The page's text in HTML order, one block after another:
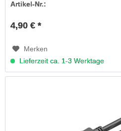
Artikel-Nr.:
4,90 € *
Merken
Lieferzeit ca. 1-3 Werktage